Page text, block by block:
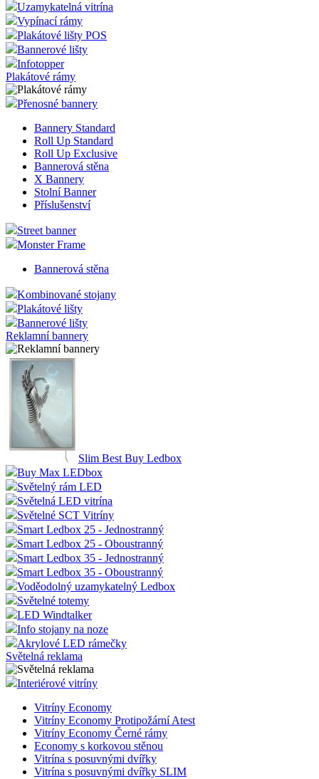
Uzamykatelná vitrína
Vypínací rámy
Plakátové lišty POS
Bannerové lišty
Infotopper
Plakátové rámy
Přenosné bannery
Bannery Standard
Roll Up Standard
Roll Up Exclusive
Bannerová stěna
X Bannery
Stolní Banner
Příslušenství
Street banner
Monster Frame
Bannerová stěna
Kombinované stojany
Plakátové lišty
Bannerové lišty
Reklamní bannery
Slim Best Buy Ledbox
Buy Max LEDbox
Světelný rám LED
Světelná LED vitrína
Světelné SCT Vitríny
Smart Ledbox 25 - Jednostranný
Smart Ledbox 25 - Oboustranný
Smart Ledbox 35 - Jednostranný
Smart Ledbox 35 - Oboustranný
Voděodolný uzamykatelný Ledbox
Světelné totemy
LED Windtalker
Info stojany na noze
Akrylové LED rámečky
Světelná reklama
Interiérové vitríny
Vitríny Economy
Vitríny Economy Protipožární Atest
Vitríny Economy Černé rámy
Economy s korkovou stěnou
Vitrína s posuvnými dvířky
Vitrína s posuvnými dvířky SLIM